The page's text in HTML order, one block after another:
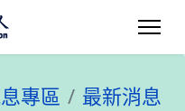
專區
最新消息